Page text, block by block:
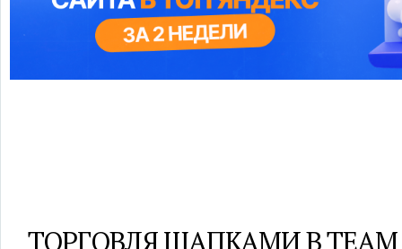
ТОРГОВЛЯ ШАПКАМИ В TEAM